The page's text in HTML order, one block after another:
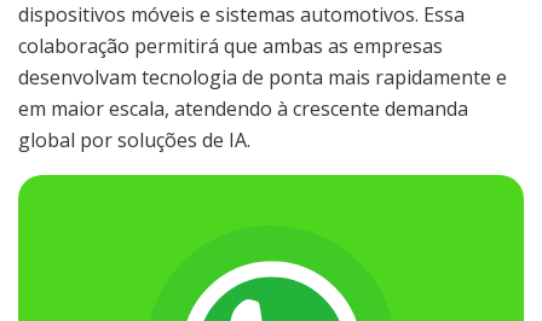
dispositivos móveis e sistemas automotivos. Essa
colaboração permitirá que ambas as empresas
desenvolvam tecnologia de ponta mais rapidamente e
em maior escala, atendendo à crescente demanda
global por soluções de IA.